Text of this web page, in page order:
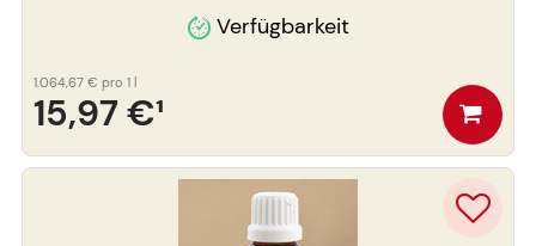
Verfügbarkeit
15,97 €¹
1.064,67 € pro 1 l